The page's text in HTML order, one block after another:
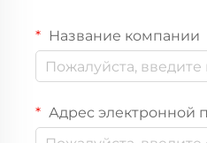
Название компании
Адрес электронной